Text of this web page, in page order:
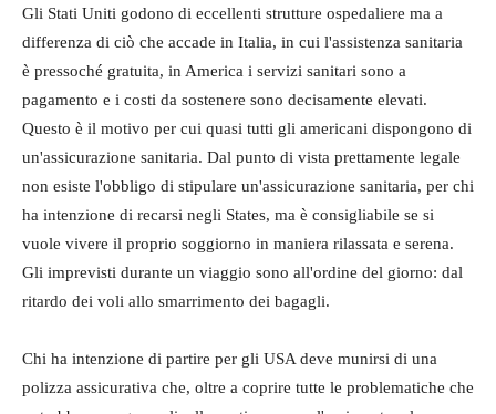
Gli Stati Uniti godono di eccellenti strutture ospedaliere ma a
differenza di ciò che accade in Italia, in cui l'assistenza sanitaria
è pressoché gratuita, in America i servizi sanitari sono a
pagamento e i costi da sostenere sono decisamente elevati.
Questo è il motivo per cui quasi tutti gli americani dispongono di
un'assicurazione sanitaria. Dal punto di vista prettamente legale
non esiste l'obbligo di stipulare un'assicurazione sanitaria, per chi
ha intenzione di recarsi negli States, ma è consigliabile se si
vuole vivere il proprio soggiorno in maniera rilassata e serena.
Gli imprevisti durante un viaggio sono all'ordine del giorno: dal
ritardo dei voli allo smarrimento dei bagagli.
Chi ha intenzione di partire per gli USA deve munirsi di una
polizza assicurativa che, oltre a coprire tutte le problematiche che